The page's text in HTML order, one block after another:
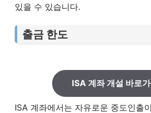
있을 수 있습니다.
출금 한도
ISA 계좌 개설 바로가
ISA 계좌에서는 자유로운 중도인출